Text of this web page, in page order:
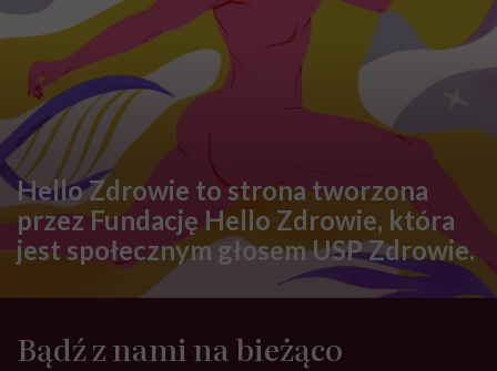
Hello Zdrowie to strona tworzona
przez Fundację Hello Zdrowie, która
jest społecznym głosem USP Zdrowie.
Bądź z nami na bieżąco